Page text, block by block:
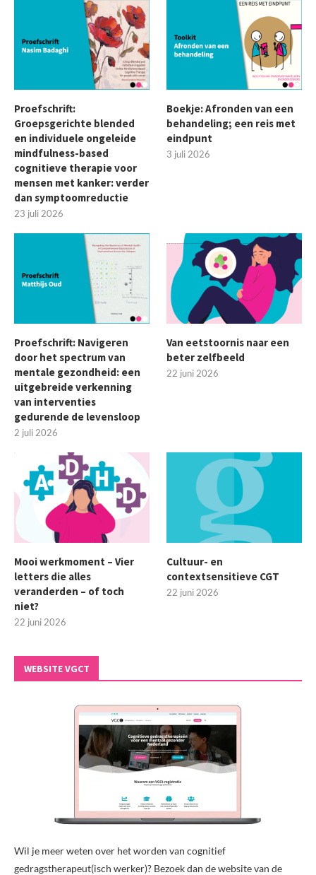
Proefschrift:
Groepsgerichte blended
en individuele ongeleide
mindfulness-based
cognitieve therapie voor
mensen met kanker: verder
dan symptoomreductie
23 juli 2026
Boekje: Afronden van een
behandeling; een reis met
eindpunt
3 juli 2026
Proefschrift: Navigeren
door het spectrum van
mentale gezondheid: een
uitgebreide verkenning
van interventies
gedurende de levensloop
2 juli 2026
Van eetstoornis naar een
beter zelfbeeld
22 juni 2026
Mooi werkmoment – Vier
letters die alles
veranderden – of toch
niet?
22 juni 2026
Cultuur- en
contextsensitieve CGT
22 juni 2026
WEBSITE VGCT
Wil je meer weten over het worden van cognitief
gedragstherapeut(isch werker)? Bezoek dan de website van de